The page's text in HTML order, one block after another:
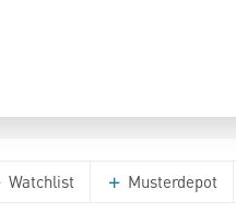
Watchlist Musterdepot